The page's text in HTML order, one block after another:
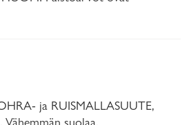
ja RUISMALLASUUTE,
suolaa.